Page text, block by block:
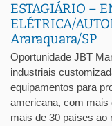
ESTAGIÁRIO –
ELÉTRICA/
Araraquara/SP
Oportunidade JBT
industriais
equipamentos para
americana, com mais
mais de 30 países ao